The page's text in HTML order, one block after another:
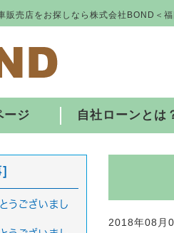
販売店をお探しなら株式会社BOND＜福
ージ 自社ローンとは
2018年08月
うございまし